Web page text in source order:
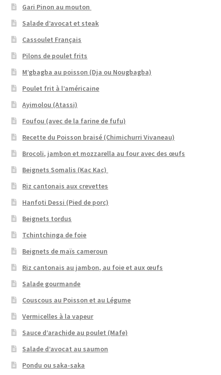
Gari Pinon au mouton
Salade d’avocat et steak
Cassoulet Français
Pilons de poulet frits
M’gbagba au poisson (Dja ou Nougbagba)
Poulet frit à l’américaine
Ayimolou (Atassi)
Foufou (avec de la farine de fufu)
Recette du Poisson braisé (Chimichurri Vivaneau)
Brocoli, jambon et mozzarella au four avec des œufs
Beignets Somalis (Kac Kac)
Riz cantonais aux crevettes
Hanfoti Dessi (Pied de porc)
Beignets tordus
Tchintchinga de foie
Beignets de maïs cameroun
Riz cantonais au jambon, au foie et aux œufs
Salade gourmande
Couscous au Poisson et au Légume
Vermicelles à la vapeur
Sauce d’arachide au poulet (Mafe)
Salade d’avocat au saumon
Pondu ou saka-saka